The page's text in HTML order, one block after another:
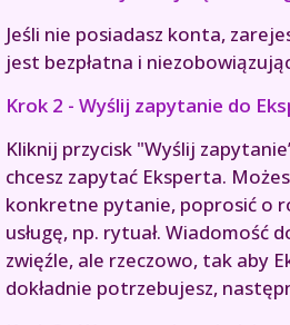
Jeśli nie posiadasz konta,
jest bezpłatna i
Krok 2 - Wyślij zapytanie do
Kliknij przycisk "Wyślij
chcesz zapytać Eksperta.
konkretne pytanie, poprosić o
usługę, np. rytuał. Wiadomość
zwięźle, ale rzeczowo, tak aby
dokładnie potrzebujesz,